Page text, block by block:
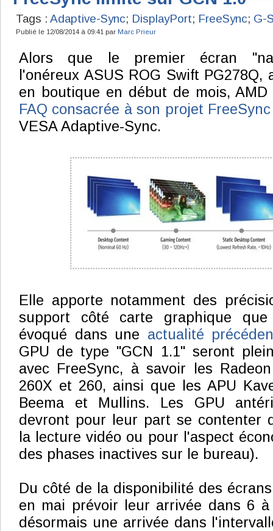
Tags : Adaptive-Sync; DisplayPort; FreeSync; G-
Publié le 12/08/2014 à 09:41 par Marc Prieur
Alors que le premier écran
l'onéreux ASUS ROG Swift
en boutique en début de mois,
FAQ consacrée à son projet
VESA Adaptive-Sync.
Elle apporte notamment des
support côté carte graphique
évoqué dans une actualité
GPU de type "GCN 1.1" seront
avec FreeSync, à savoir les
260X et 260, ainsi que les APU
Beema et Mullins. Les GPU
devront pour leur part se contenter
la lecture vidéo ou pour l'aspect
des phases inactives sur le bureau).
Du côté de la disponibilité des
en mai prévoir leur arrivée dans 6
désormais une arrivée dans